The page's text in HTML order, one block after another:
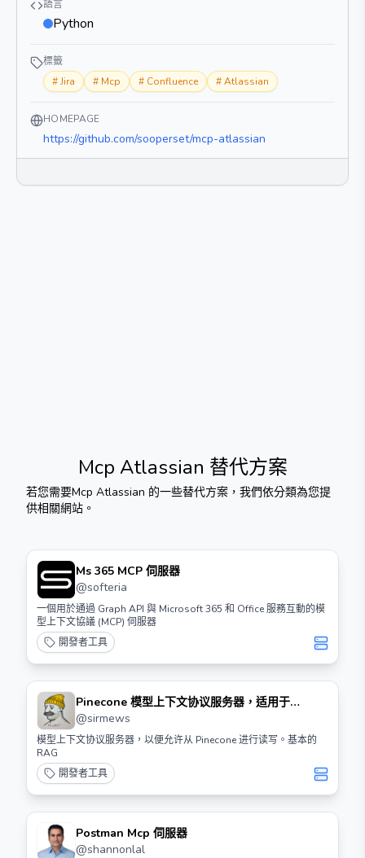
語言
Python
標籤
#Jira # Mcp # Confluence #Atlassian
HOMEPAGE
https://github.com/sooperset/mcp-atlassian
Mcp Atlassian 替代方案
若您需要Mcp Atlassian 的一些替代方案，我們依分類為您提
供相關網站。
Ms 365 MCP 伺服器
@softeria
一個用於通過 Graph API 與 Microsoft 365 和 Office 服務互動的模
型上下文協議 (MCP) 伺服器
開發者工具
Pinecone 模型上下文协议服务器，适用于
Claude 桌面版。
@sirmews
模型上下文协议服务器，以便允许从 Pinecone 进行读写。基本的
RAG
開發者工具
Postman Mcp 伺服器
@shannonlal